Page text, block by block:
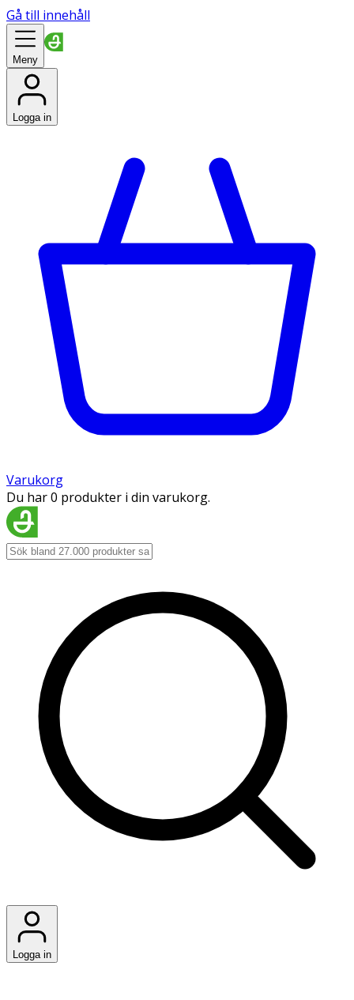
Gå till innehåll
Meny
Logga in
Varukorg
Du har 0 produkter i din varukorg.
Logga in